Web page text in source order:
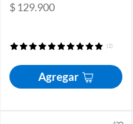
$ 129.900
(2)
Agregar